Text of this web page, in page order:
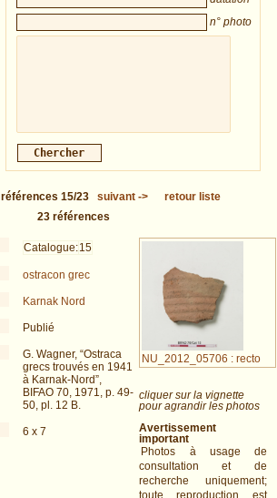
n° photo
références 15/23 suivant->
retour liste
23 références
Catalogue:15
ostracon grec
Karnak Nord
Publié
G. Wagner, “Ostraca
grecs trouvés en 1941
à Karnak-Nord”,
BIFAO 70, 1971, p. 49-
50, pl. 12 B.
6 x 7
NU_2012_05706 : recto
cliquer sur la vignette
pour agrandir les photos
Avertissement
important
Photos à usage de
consultation et de
recherche uniquement;
toute reproduction est